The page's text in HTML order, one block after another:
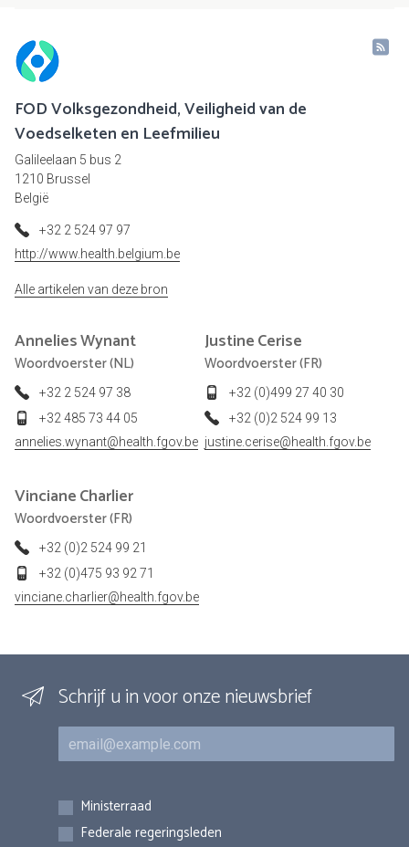
FOD Volksgezondheid, Veiligheid van de
Voedselketen en Leefmilieu
Galileelaan 5 bus 2
1210 Brussel
België
+32 2 524 97 97
http://www.health.belgium.be
Alle artikelen van deze bron
AnneliesWynant
Woordvoerster (NL)
+32 2 524 97 38
+32 485 73 44 05
annelies.wynant@health.fgov.be
JustineCerise
Woordvoerster (FR)
+32 (0)499 27 40 30
+32 (0)2 524 99 13
justine.cerise@health.fgov.be
VincianeCharlier
Woordvoerster (FR)
+32 (0)2 524 99 21
+32 (0)475 93 92 71
vinciane.charlier@health.fgov.be
Schrijf u in voor onze nieuwsbrief
E-mail
Inschrijvingen
Ministerraad
Federale regeringsleden